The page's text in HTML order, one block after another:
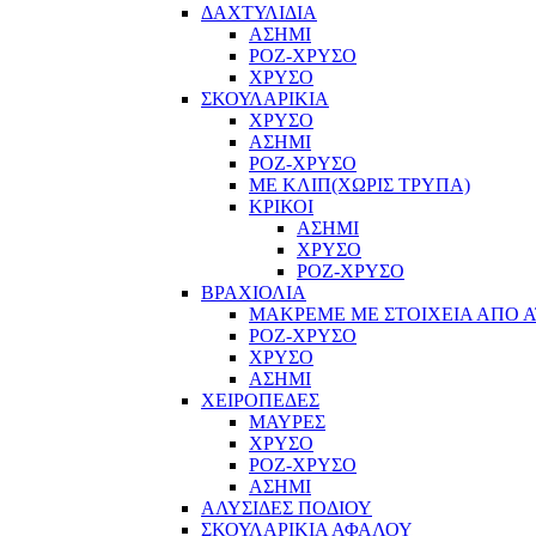
ΔΑΧΤΥΛΙΔΙΑ
ΑΣΗΜΙ
ΡΟΖ-ΧΡΥΣΟ
ΧΡΥΣΟ
ΣΚΟΥΛΑΡΙΚΙΑ
ΧΡΥΣΟ
ΑΣΗΜΙ
ΡΟΖ-ΧΡΥΣΟ
ΜΕ ΚΛΙΠ(ΧΩΡΙΣ ΤΡΥΠΑ)
ΚΡΙΚΟΙ
ΑΣΗΜΙ
ΧΡΥΣΟ
ΡΟΖ-ΧΡΥΣΟ
ΒΡΑΧΙΟΛΙΑ
ΜΑΚΡΕΜΕ ΜΕ ΣΤΟΙΧΕΙΑ ΑΠΟ
ΡΟΖ-ΧΡΥΣΟ
ΧΡΥΣΟ
ΑΣΗΜΙ
ΧΕΙΡΟΠΕΔΕΣ
ΜΑΥΡΕΣ
ΧΡΥΣΟ
ΡΟΖ-ΧΡΥΣΟ
ΑΣΗΜΙ
ΑΛΥΣΙΔΕΣ ΠΟΔΙΟΥ
ΣΚΟΥΛΑΡΙΚΙΑ ΑΦΑΛΟΥ